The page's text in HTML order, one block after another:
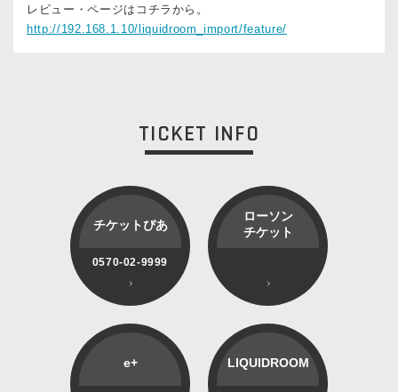
レビュー・ページはコチラから。
http://192.168.1.10/liquidroom_import/feature/
TICKET INFO
チケットぴあ
0570-02-9999
ローソン
チケット
e+ LIQUIDROOM